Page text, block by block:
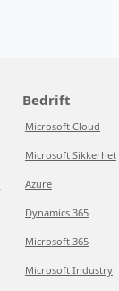
Bedrift
Microsoft Cloud
Microsoft Sikkerhet
Azure
Dynamics 365
Microsoft 365
Microsoft Industry